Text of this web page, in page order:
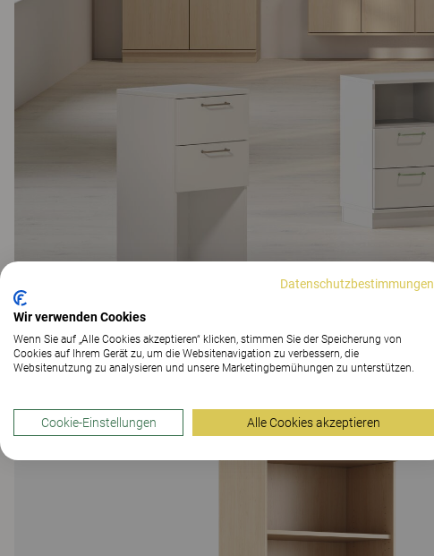
Datenschutzbestimmungen
Wir verwenden Cookies
Wenn Sie auf „Alle Cookies akzeptieren“ klicken, stimmen Sie der Speicherung von
Cookies auf Ihrem Gerät zu, um die Websitenavigation zu verbessern, die
Websitenutzung zu analysieren und unsere Marketingbemühungen zu unterstützen.
Cookie-Einstellungen Alle Cookies akzeptieren